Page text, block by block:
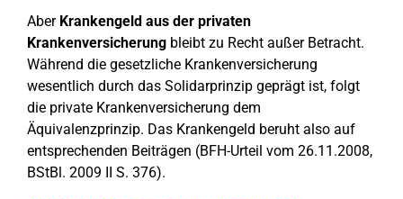
Aber Krankengeld aus der privaten
Krankenversicherung bleibt zu Recht außer Betracht.
Während die gesetzliche Krankenversicherung
wesentlich durch das Solidarprinzip geprägt ist, folgt
die private Krankenversicherung dem
Äquivalenzprinzip. Das Krankengeld beruht also auf
entsprechenden Beiträgen (BFH-Urteil vom 26.11.2008,
BStBl. 2009 II S. 376).